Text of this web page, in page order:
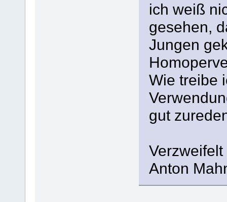
ich weiß
gesehen,
Jungen
Wie treibe
gut
Verzweifelt
Anton